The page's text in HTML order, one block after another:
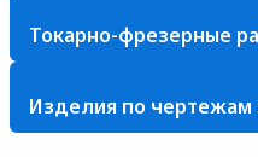
Токарно-фрезерные
Изделия по чертежам